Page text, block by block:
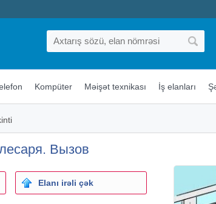
Kompüter Məişət texnikası İş elanları
Вызов
Elanı irəli çək